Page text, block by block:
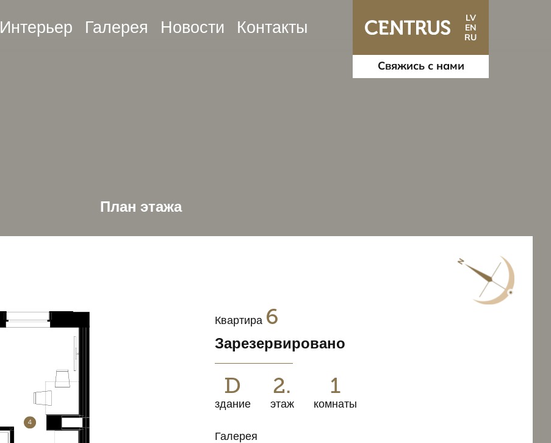
Интерьер Галерея Новости Контакты
LV
EN
RU
Свяжись с нами
План этажа
Квартира 6
Зарезервировано
D
здание
2.
этаж
1
комнаты
Галерея